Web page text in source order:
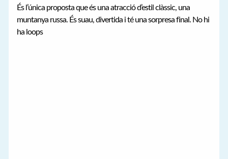
És l’única proposta que és una atracció d’estil clàssic, una
muntanya russa. És suau, divertida i té una sorpresa final. No hi
ha loops